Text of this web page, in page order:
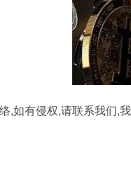
,如有侵权,请联系我们,我